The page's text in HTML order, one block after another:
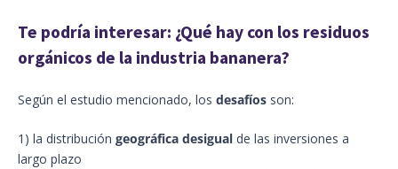
Te podría interesar: ¿Qué hay con los residuos
orgánicos de la industria bananera?
Según el estudio mencionado, los desafíos son:
1) la distribución geográfica desigual de las inversiones a
largo plazo